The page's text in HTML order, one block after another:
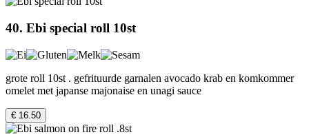
40. Ebi special roll 10st
grote roll 10st . gefrituurde garnalen avocado krab en komkommer
omelet met japanse majonaise en unagi sauce
€ 16.50